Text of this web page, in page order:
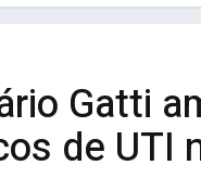
Gatti
de UTI